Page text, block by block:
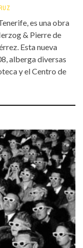
es una obra
& Pierre de
Esta nueva
alberga diversas
y el Centro de